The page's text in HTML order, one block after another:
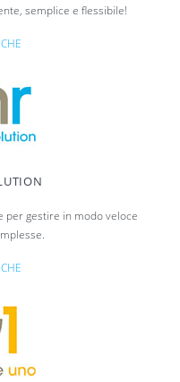
semplice e flessibile!
per gestire in modo veloce